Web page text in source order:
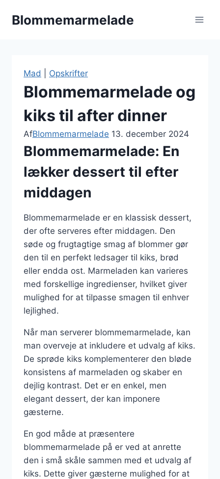
Blommemarmelade
Mad Opskrifter
Blommemarmelade og
kiks til after dinner
AfBlommemarmelade 13. december 2024
Blommemarmelade: En
lækker dessert til efter
middagen
Blommemarmelade er en klassisk dessert,
der ofte serveres efter middagen. Den
søde og frugtagtige smag af blommer gør
den til en perfekt ledsager til kiks, brød
eller endda ost. Marmeladen kan varieres
med forskellige ingredienser, hvilket giver
mulighed for at tilpasse smagen til enhver
lejlighed.
Når man serverer blommemarmelade, kan
man overveje at inkludere et udvalg af kiks.
De sprøde kiks komplementerer den bløde
konsistens af marmeladen og skaber en
dejlig kontrast. Det er en enkel, men
elegant dessert, der kan imponere
gæsterne.
En god måde at præsentere
blommemarmelade på er ved at anrette
den i små skåle sammen med et udvalg af
kiks. Dette giver gæsterne mulighed for at